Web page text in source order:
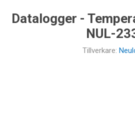
Datalogger -
NUL-
Tillverkare: